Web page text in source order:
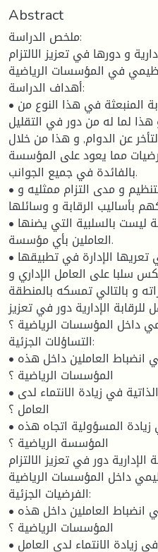
Abstract
ملخص الدراسة:
و دورها في تعزيز الالتزام
في المؤسسات الرياضية"
أهداف الدراسة:
• البحث عن الدور الذي تلعبه الرقابة المنبعثة في هذا النوع من
لما له من دور في التقليل
عن الدوام, و هذا من خلال
مما يعود على المؤسسة
بالفائدة في جميع الجوانب.
• إبراز السلوك الإنساني في التنظيم و مدى التزام ممثليه و
بأساليب الرقابة و وسائلها.
• الوصول إلى إثبات أن الرقابة ليست بالسلبية التي يضنها
العاملين بأي مؤسسة.
• الوقوف على المعوقات التي تعريها الإدارة في تطبيقها
سلبا على العامل الإداري و
و بالتالي تمسكه بالمنطقة.
الإدارية دور في تعزيز
داخل المؤسسات الرياضية ؟
التساؤلات الجزئية:
• هل للأسلوب الإشرافي دور في انضباط العاملين داخل هذه
المؤسسات الرياضية ؟
• إلى أي مدى تأثر الرقابة الذاتية في زيادة الانتماء لدى
العامل ؟
• هل للتقارير الإدارية تأثير في زيادة المسؤولية اتجاه هذه
المؤسسة الرياضية ؟
الإدارية دور في تعزيز الالتزام
داخل المؤسسات الرياضية.
الفرضيات الجزئية:
• للأسلوب الإشرافي دور في انضباط العاملين داخل هذه
المؤسسات الرياضية ؟
• الرقابة الذاتية تأثر في زيادة الانتماء لدى العامل.